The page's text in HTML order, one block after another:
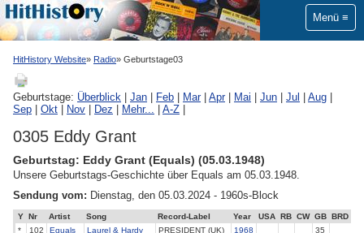
Menü
HitHistory Website Radio Geburtstage03
Geburtstage: Überblick Jan Feb Mar| Apr| Mai Jun Jul Aug
Sep
Okt Nov Dez Mehr... A-Z
0305 Eddy Grant
Geburtstag: Eddy Grant (Equals) (05.03.1948)
Unsere Geburtstags-Geschichte über Equals am 05.03.1948.
Sendung vom: Dienstag, den 05.03.2024 - 1960s-Block
Y Nr Artist Song Record-Label Year USA RB CW GB
BRD
*
102 Equals Laurel & Hardy
PRESIDENT (UK)
1968 35